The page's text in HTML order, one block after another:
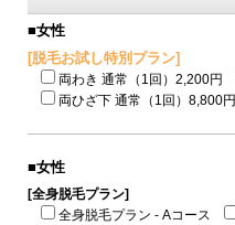
■女性
[脱毛お試し特別プラン]
両わき 通常（1回）2,200円
両ひざ下 通常（1回）8,800円
■女性
[全身脱毛プラン]
全身脱毛プラン - Aコース